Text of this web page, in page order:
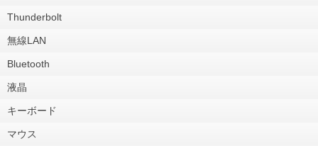
Thunderbolt
無線LAN
Bluetooth
液晶
キーボード
マウス